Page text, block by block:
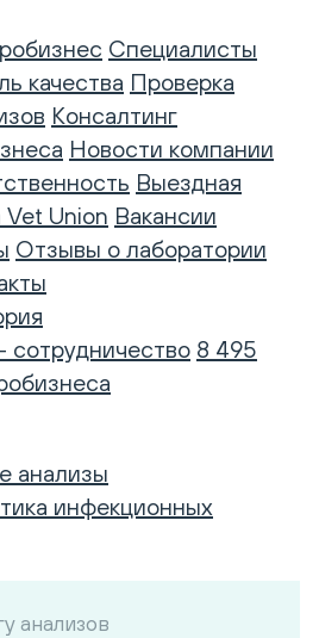
Специалисты
качества Проверка
Консалтинг
Новости компании
Выездная
Union Вакансии
Отзывы о лаборатории
8 495
анализы
инфекционных